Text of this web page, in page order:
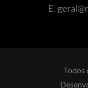
E.
Todos